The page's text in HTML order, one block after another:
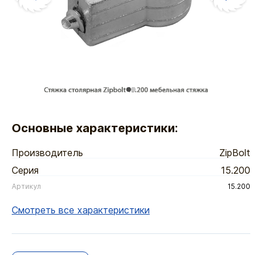
Основные характеристики:
Производитель
ZipBolt
Серия
15.200
Артикул 15.200
Смотреть все характеристики